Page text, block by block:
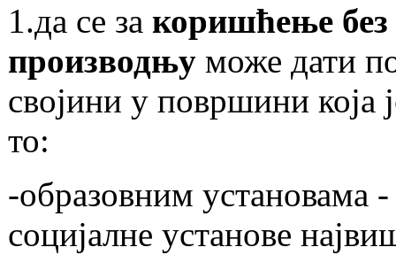
1.да се за коришћење
производњуможе дати
својини у површини која
то:
-образовним установама
социјалнe установe